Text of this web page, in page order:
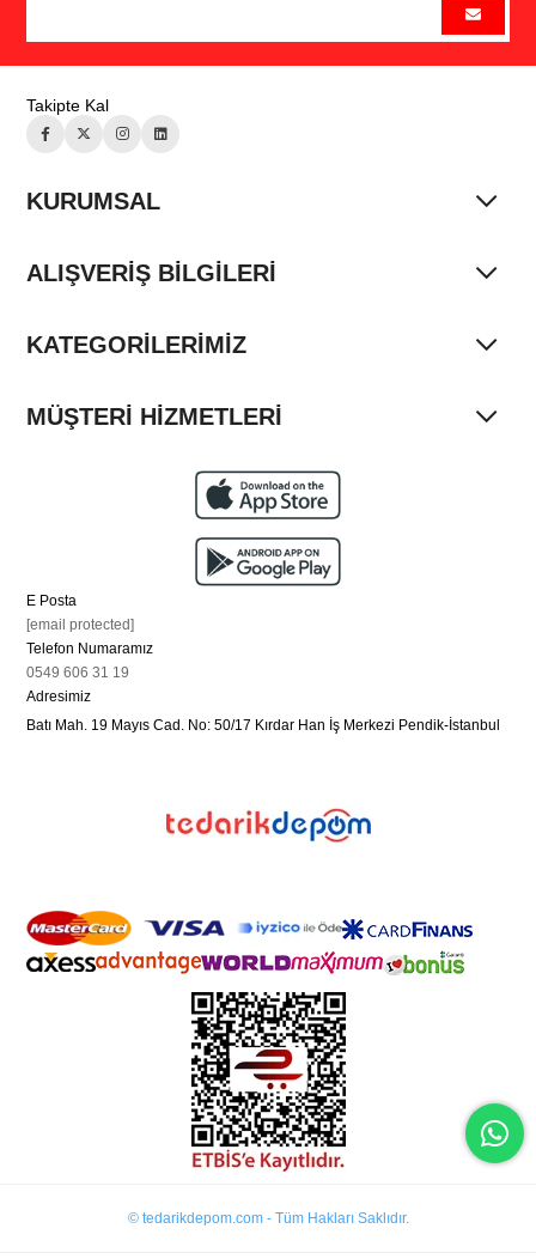
Takipte Kal
KURUMSAL
ALIŞVERİŞ BİLGİLERİ
KATEGORİLERİMİZ
MÜŞTERİ HİZMETLERİ
E Posta
[email protected]
Telefon Numaramız
0549 606 31 19
Adresimiz
Batı Mah. 19 Mayıs Cad. No: 50/17 Kırdar Han İş Merkezi Pendik-İstanbul
© tedarikdepom.com - Tüm Hakları Saklıdır.